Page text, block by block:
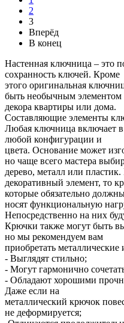
2
3
Вперёд
В конец
Настенная ключница – это
сохранность ключей. Кроме
этого оригинальная
быть необычным элементом
декора квартиры или дома.
Составляющие элементы
Любая ключница включает
любой конфигурации и
цвета. Основание может
но чаще всего мастера
дерево, металл или
декоративный элемент, то
которые обязательно
носят функциональную
Непосредственно на них
Крючки также могут быть
но мы рекомендуем вам
приобретать
- Выглядят стильно;
- Могут гармонично
- Обладают хорошими
Даже если на
металлический крючок
не деформируется;